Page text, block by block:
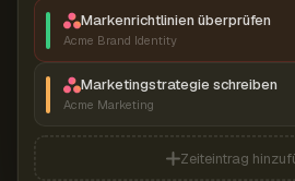
Markenrichtlinien überprüfen
Acme Brand Identity
Marketingstrategie schreiben
Acme Marketing
Zeiteintrag